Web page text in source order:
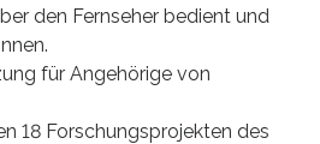
den Fernseher bedient und
für Angehörige von
18 Forschungsprojekten des